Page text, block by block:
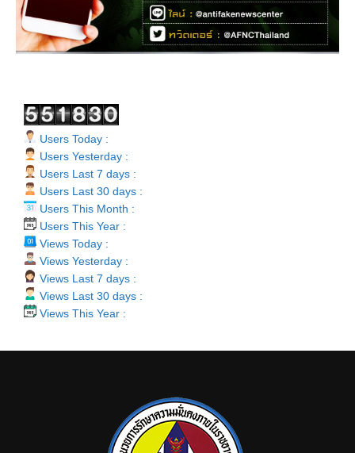
Users Today :
Users Yesterday :
Users Last 7 days :
Users Last 30 days :
Users This Month :
Users This Year :
Views Today :
Views Yesterday :
Views Last 7 days :
Views Last 30 days :
Views This Year :